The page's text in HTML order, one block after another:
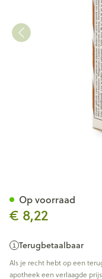
€ 8,22
Terugbetaalbaar
Als je recht hebt op een
apotheek een verlaagde
Op voorraad